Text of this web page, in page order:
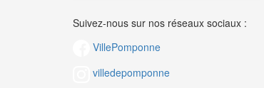
Suivez-nous sur nos réseaux sociaux :
VillePomponne
villedepomponne